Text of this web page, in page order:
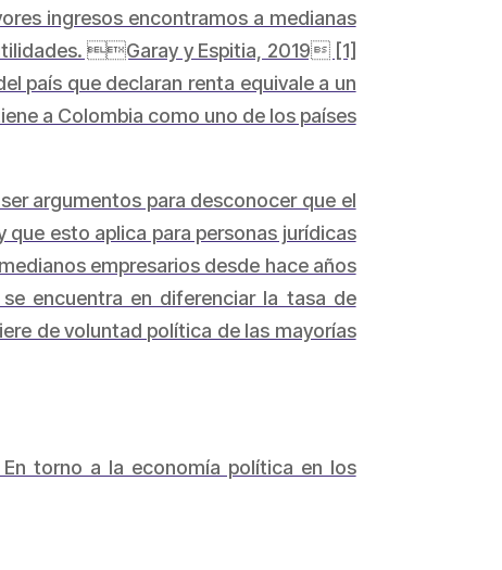
ingresos encontramos a medianas
Garay y Espitia, 2019 [1]
país que declaran renta equivale a un
a Colombia como uno de los países
argumentos para desconocer que el
esto aplica para personas jurídicas
empresarios desde hace años
encuentra en diferenciar la tasa de
de voluntad política de las mayorías
torno a la economía política en los